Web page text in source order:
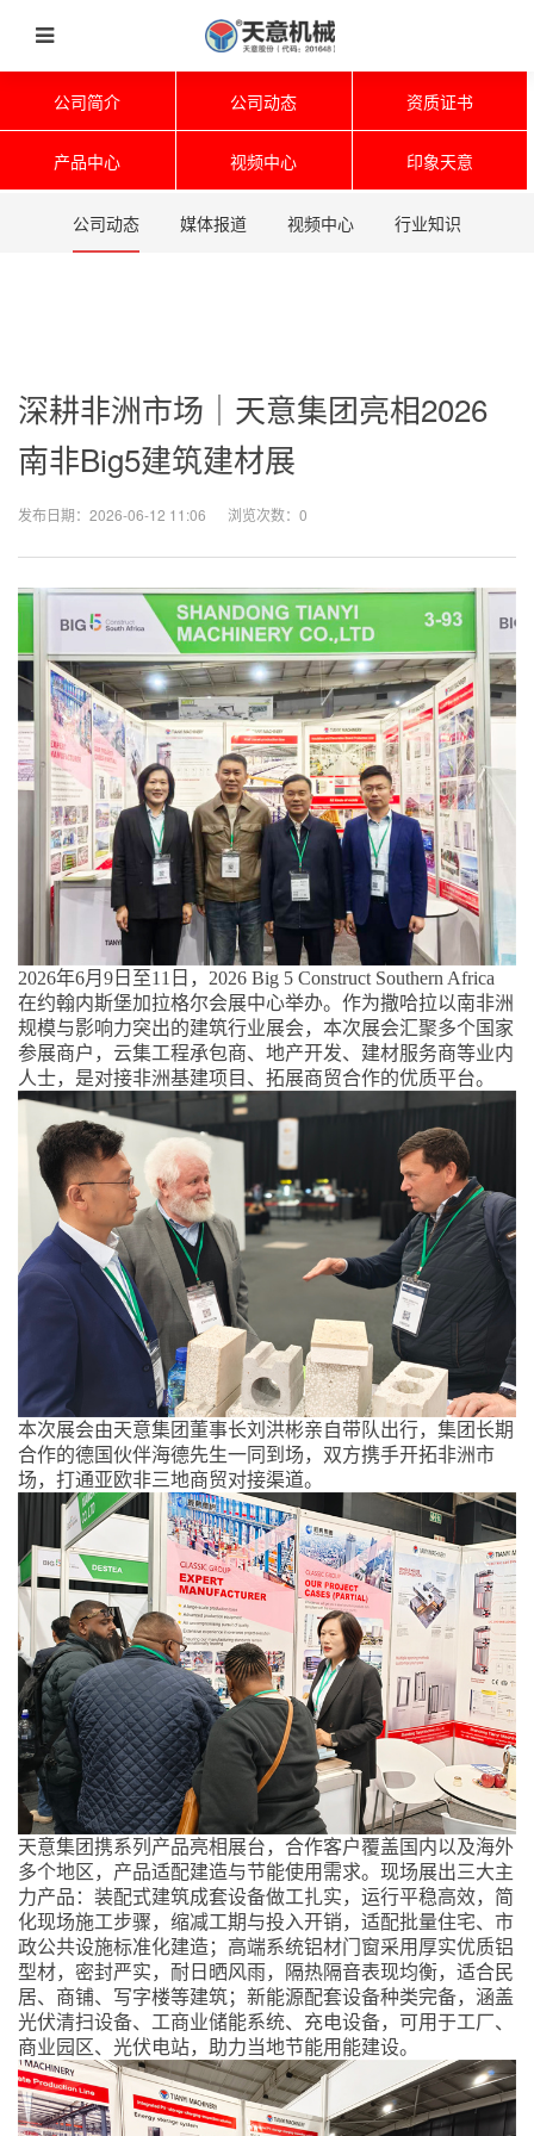
公司简介 公司动态 资质证书
产品中心 视频中心 印象天意
公司动态 媒体报道 视频中心 行业知识
深耕非洲市场｜天意集团亮相2026
南非Big5建筑建材展
发布日期：2026-06-12 11:06 浏览次数： 0
2026年6月9日至11日，2026 Big 5 Construct Southern Africa
在约翰内斯堡加拉格尔会展中心举办。作为撒哈拉以南非洲
规模与影响力突出的建筑行业展会，本次展会汇聚多个国家
参展商户，云集工程承包商、地产开发、建材服务商等业内
人士，是对接非洲基建项目、拓展商贸合作的优质平台。
本次展会由天意集团董事长刘洪彬亲自带队出行，集团长期
合作的德国伙伴海德先生一同到场，双方携手开拓非洲市
场，打通亚欧非三地商贸对接渠道。
天意集团携系列产品亮相展台，合作客户覆盖国内以及海外
多个地区，产品适配建造与节能使用需求。现场展出三大主
力产品：装配式建筑成套设备做工扎实，运行平稳高效，简
化现场施工步骤，缩减工期与投入开销，适配批量住宅、市
政公共设施标准化建造；高端系统铝材门窗采用厚实优质铝
型材，密封严实，耐日晒风雨，隔热隔音表现均衡，适合民
居、商铺、写字楼等建筑；新能源配套设备种类完备，涵盖
光伏清扫设备、工商业储能系统、充电设备，可用于工厂、
商业园区、光伏电站，助力当地节能用能建设。